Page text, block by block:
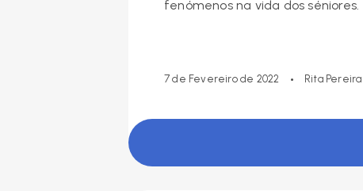
fenómenos na vida dos séniores.
7 de Fevereiro de 2022 • Rita Pereira